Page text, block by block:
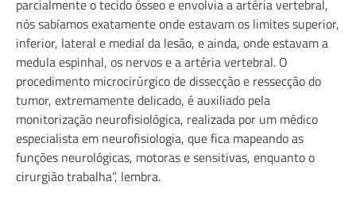
parcialmente o tecido ósseo e envolvia a artéria vertebral,
nós sabíamos exatamente onde estavam os limites superior,
inferior, lateral e medial da lesão, e ainda, onde estavam a
medula espinhal, os nervos e a artéria vertebral. O
procedimento microcirúrgico de dissecção e ressecção do
tumor, extremamente delicado, é auxiliado pela
monitorização neurofisiológica, realizada por um médico
especialista em neurofisiologia, que fica mapeando as
funções neurológicas, motoras e sensitivas, enquanto o
cirurgião trabalha”, lembra.